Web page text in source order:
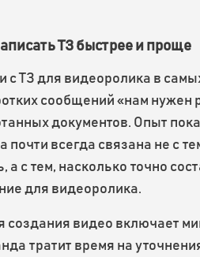
ТЗ быстрее и проще
с ТЗ для видеоролика в
сообщений «нам нужен
документов. Опыт
почти всегда связана не с
а с тем, насколько точно
для видеоролика.
создания видео включает
тратит время на